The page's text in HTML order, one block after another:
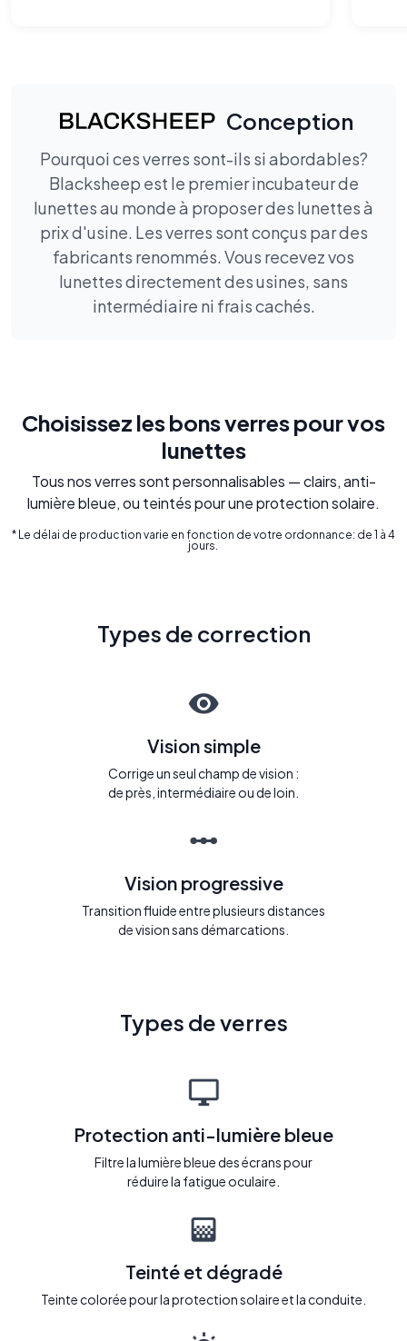
Conception
Pourquoi ces verres sont-ils si abordables?
Blacksheep est le premier incubateur de
lunettes au monde à proposer des lunettes à
prix d'usine. Les verres sont conçus par des
fabricants renommés. Vous recevez vos
lunettes directement des usines, sans
intermédiaire ni frais cachés.
Choisissez les bons verres pour vos
lunettes
Tous nos verres sont personnalisables — clairs, anti-
lumière bleue, ou teintés pour une protection solaire.
* Le délai de production varie en fonction de votre ordonnance: de 1 à 4
jours.
Types de correction
Vision simple
Corrige un seul champ de vision :
de près, intermédiaire ou de loin.
Vision progressive
Transition fluide entre plusieurs distances
de vision sans démarcations.
Types de verres
Protection anti-lumière bleue
Filtre la lumière bleue des écrans pour
réduire la fatigue oculaire.
Teinté et dégradé
Teinte colorée pour la protection solaire et la conduite.